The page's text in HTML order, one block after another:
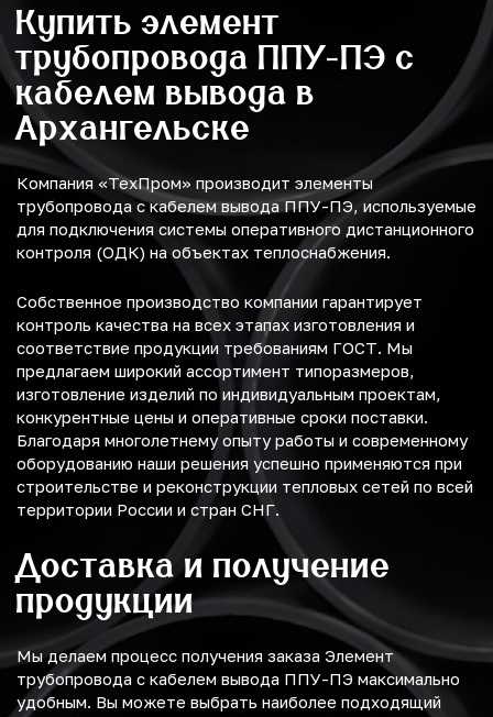
Купить элемент
трубопровода ППУ-ПЭ с
кабелем вывода в
Архангельске
Компания «ТехПром» производит элементы
трубопровода с кабелем вывода ППУ-ПЭ, используемые
для подключения системы оперативного дистанционного
контроля (ОДК) на объектах теплоснабжения.
Собственное производство компании гарантирует
контроль качества на всех этапах изготовления и
соответствие продукции требованиям ГОСТ. Мы
предлагаем широкий ассортимент типоразмеров,
изготовление изделий по индивидуальным проектам,
конкурентные цены и оперативные сроки поставки.
Благодаря многолетнему опыту работы и современному
оборудованию наши решения успешно применяются при
строительстве и реконструкции тепловых сетей по всей
территории России и стран СНГ.
Доставка и получение
продукции
Мы делаем процесс получения заказа Элемент
трубопровода с кабелем вывода ППУ-ПЭ максимально
удобным. Вы можете выбрать наиболее подходящий